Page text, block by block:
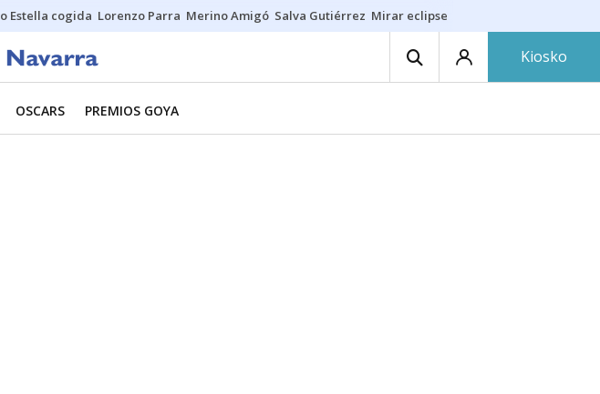
Estella cogida Lorenzo Parra Merino Amigó Salva Gutiérrez Mirar eclipse
Kiosko
OSCARS PREMIOS GOYA